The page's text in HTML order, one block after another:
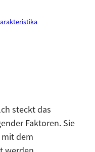
steckt das
Faktoren. Sie
dem